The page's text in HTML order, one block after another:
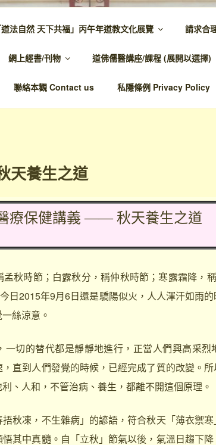
網頁
宣化，百業昌興
道法自然 天下共福」丙午年道教文化展覽 請求合
網上經書/刊物 道佛儒醫講座/課程 (展開以選擇)
聯絡本觀 Contact us 私隱條例 Privacy Policy
天養生之道
療保健講義 —— 秋天養生之道
時節；白露秋分，稱仲秋時節；寒露霜降，
日2015年9月6日還是驕陽似火，人人渾汗如雨
絲涼意。
切的替代都是靜靜地進行，正當人們興高采烈
直到人們發覺的時候，已經完成了質的改變。所
、人和，不管治病、養生，都離不開這個原理。
凍，不生雜病」的諺語，符合秋天「薄衣禦寒
其中真髓。自「立秋」節氣以後，氣溫日趨下